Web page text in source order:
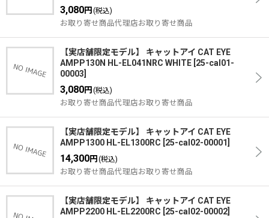
3,080円 (税込)
お取り寄せ商品代理店お取り寄せ商品
【実店舗限定モデル】 キャットアイ CAT EYE
AMPP130N HL-EL041NRC WHITE 25-cal01-
00003
3,080円 (税込)
お取り寄せ商品代理店お取り寄せ商品
【実店舗限定モデル】 キャットアイ CAT EYE
AMPP1300 HL-EL1300RC 25-cal02-00001
14,300円 (税込)
お取り寄せ商品代理店お取り寄せ商品
【実店舗限定モデル】 キャットアイ CAT EYE
AMPP2200 HL-EL2200RC 25-cal02-00002